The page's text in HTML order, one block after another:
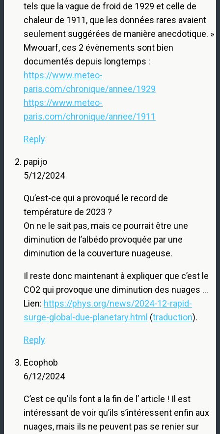
tels que la vague de froid de 1929 et celle de
chaleur de 1911, que les données rares avaient
seulement suggérées de manière anecdotique. »
Mwouarf, ces 2 évènements sont bien
documentés depuis longtemps :
https://www.meteo-
paris.com/chronique/annee/1929
https://www.meteo-
paris.com/chronique/annee/1911
Reply
papijo
5/12/2024
Qu’est-ce qui a provoqué le record de
température de 2023 ?
On ne le sait pas, mais ce pourrait être une
diminution de l’albédo provoquée par une
diminution de la couverture nuageuse.
Il reste donc maintenant à expliquer que c’est le
CO2 qui provoque une diminution des nuages …
Lien: https://phys.org/news/2024-12-rapid-
surge-global-due-planetary.html (traduction).
Reply
Ecophob
6/12/2024
C’est ce qu’ils font a la fin de l’ article ! Il est
intéressant de voir qu’ils s’intéressent enfin aux
nuages, mais ils ne peuvent pas se renier sur